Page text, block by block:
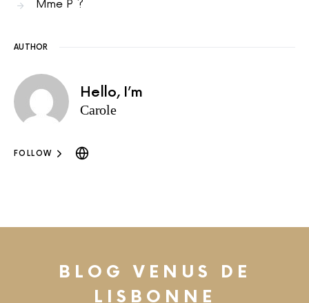
Mme P ?
AUTHOR
Hello, I’m
Carole
FOLLOW
BLOG VENUS DE
LISBONNE